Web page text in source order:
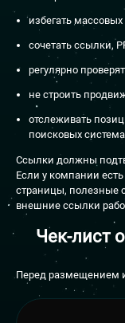
избегать
сочетать ссылки,
регулярно
не строить
отслеживать
поисковых
Ссылки должны
Если у компании
страницы, полезные
внешние ссылки
Чек-лист
Перед размещением